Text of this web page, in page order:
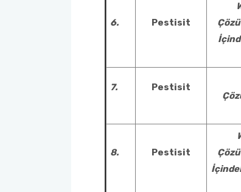
6. Pestisit
7. Pestisit
8. Pestisit